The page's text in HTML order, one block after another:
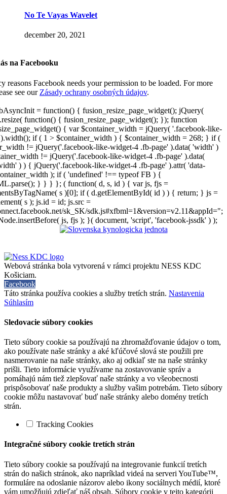
No Te Vayas Wavelet
december 20, 2021
na Facebooku
reasons Facebook needs your permission to be loaded. For more
see our Zásady ochrany osobných údajov.
= function() { fusion_resize_page_widget(); jQuery(
function() { fusion_resize_page_widget(); }); function
{ var $container_width = jQuery( '.facebook-like-
if ( 1 > $container_width ) { $container_width = 268; } if (
!= jQuery('.facebook-like-widget-4 .fb-page' ).data( 'width' )
!= jQuery('.facebook-like-widget-4 .fb-page' ).data(
) ) { jQuery('.facebook-like-widget-4 .fb-page' ).attr( 'data-
); if ( 'undefined' !== typeof FB ) {
} } } }; ( function( d, s, id ) { var js, fjs =
s )[0]; if ( d.getElementById( id ) ) { return; } js =
s ); js.id = id; js.src =
sk_SK/sdk.js#xfbml=1&version=v2.11&appId=";
js, fjs ); }( document, 'script', 'facebook-jssdk' ) );
Webová stránka bola vytvorená v rámci projektu NESS KDC
Košiciam.
Facebook
Táto stránka používa cookies a služby tretích strán. Nastavenia
Súhlasím
Sledovacie súbory cookies
Tieto súbory cookie sa používajú na zhromažďovanie údajov o tom,
ako používate naše stránky a aké kľúčové slová ste použili pre
nasmerovanie na naše stránky, ako aj odkiaľ ste na naše stránky
prišli. Tieto informácie využívame na zostavovanie správ a
pomáhajú nám tiež zlepšovať naše stránky a vo všeobecnosti
prispôsobovať naše produkty a služby vašim potrebám. Tieto súbory
cookie môžu nastavovať buď naše stránky alebo domény tretích
strán.
Tracking Cookies
Integračné súbory cookie tretích strán
Tieto súbory cookie sa používajú na integrovanie funkcií tretích
strán do našich stránok, ako napríklad videá na serveri YouTube™,
formuláre na odoslanie názorov alebo ikony sociálnych médií, ktoré
vám umožňujú zdieľať náš obsah. Súbory cookie v tejto kategórii